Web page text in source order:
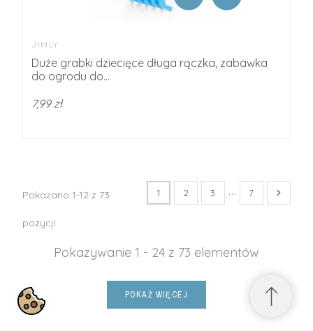
JIMLY
Duże grabki dziecięce długa rączka, zabawka
do ogrodu do...
7,99 zł
Pokazano 1-12 z 73
pozycji
1 2 3 … 7
Pokazywanie 1 - 24 z 73 elementów
POKAŻ WIĘCEJ